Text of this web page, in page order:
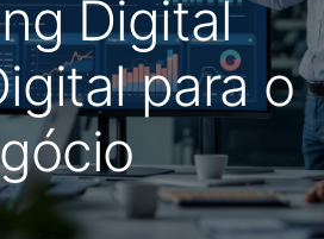
Digital
para o